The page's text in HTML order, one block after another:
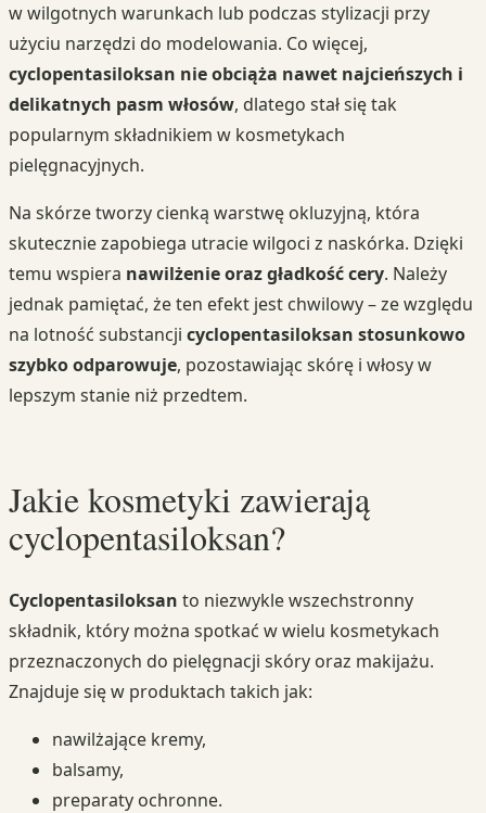
w wilgotnych warunkach lub podczas stylizacji przy
użyciu narzędzi do modelowania. Co więcej,
cyclopentasiloksan nie obciąża nawet najcieńszych i
delikatnych pasm włosów, dlatego stał się tak
popularnym składnikiem w kosmetykach
pielęgnacyjnych.
Na skórze tworzy cienką warstwę okluzyjną, która
skutecznie zapobiega utracie wilgoci z naskórka. Dzięki
temu wspiera nawilżenie oraz gładkość cery. Należy
jednak pamiętać, że ten efekt jest chwilowy – ze względu
na lotność substancji cyclopentasiloksan stosunkowo
szybko odparowuje, pozostawiając skórę i włosy w
lepszym stanie niż przedtem.
Jakie kosmetyki zawierają
cyclopentasiloksan?
Cyclopentasiloksan to niezwykle wszechstronny
składnik, który można spotkać w wielu kosmetykach
przeznaczonych do pielęgnacji skóry oraz makijażu.
Znajduje się w produktach takich jak:
nawilżające kremy,
balsamy,
preparaty ochronne.